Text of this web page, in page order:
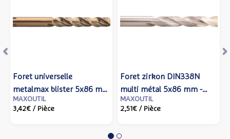
Foret universelle
metalmax blister 5x86 mm
- IZAR - 80114 - Izar cutting
MAXOUTIL
3,42€ / Pièce
Foret zirkon DIN338N
multi métal 5x86 mm -
IZAR - 14758 - Izar cutting
MAXOUTIL
2,51€ / Pièce